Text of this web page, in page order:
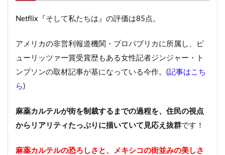
Netflix『そして私たちは』の評価は85点。
アメリカの非営利報道機関・プロパブリカに所属し、ピ
ューリッツァー賞受賞歴もある女性記者ジンジャー・ト
ンプソンの取材記事が基になっている今作。(記事はこち
ら )
麻薬カルテルが街を制裁するまでの過程を、住民の視点
からリアリティたっぷりに描いていて見応え抜群です！
麻薬カルテルの恐ろしさと、メキシコの街並みの美しさ